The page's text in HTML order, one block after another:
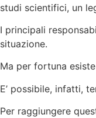
studi scientifici, un
I principali
situazione.
Ma per fortuna
E’ possibile, infatti,
Per raggiungere